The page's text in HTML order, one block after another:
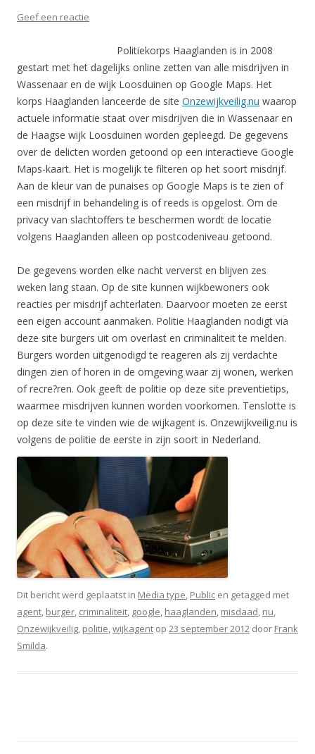
Geef een reactie
Politiekorps Haaglanden is in 2008
gestart met het dagelijks online zetten van alle misdrijven in
Wassenaar en de wijk Loosduinen op Google Maps. Het
korps Haaglanden lanceerde de site Onzewijkveilig.nu waarop
actuele informatie staat over misdrijven die in Wassenaar en
de Haagse wijk Loosduinen worden gepleegd. De gegevens
over de delicten worden getoond op een interactieve Google
Maps-kaart. Het is mogelijk te filteren op het soort misdrijf.
Aan de kleur van de punaises op Google Maps is te zien of
een misdrijf in behandeling is of reeds is opgelost. Om de
privacy van slachtoffers te beschermen wordt de locatie
volgens Haaglanden alleen op postcodeniveau getoond.
De gegevens worden elke nacht ververst en blijven zes
weken lang staan. Op de site kunnen wijkbewoners ook
reacties per misdrijf achterlaten. Daarvoor moeten ze eerst
een eigen account aanmaken. Politie Haaglanden nodigt via
deze site burgers uit om overlast en criminaliteit te melden.
Burgers worden uitgenodigd te reageren als zij verdachte
dingen zien of horen in de omgeving waar zij wonen, werken
of recre?ren. Ook geeft de politie op deze site preventietips,
waarmee misdrijven kunnen worden voorkomen. Tenslotte is
op deze site te vinden wie de wijkagent is. Onzewijkveilig.nu is
volgens de politie de eerste in zijn soort in Nederland.
Dit bericht werd geplaatst in Media type, Public en getagged met
agent, burger, criminaliteit, google, haaglanden, misdaad, nu,
Onzewijkveilig, politie,wijkagent op 23 september 2012 door Frank
Smilda.